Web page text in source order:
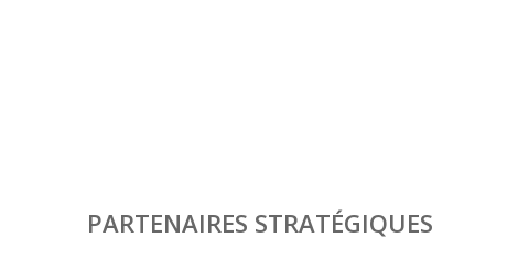
PARTENAIRES STRATÉGIQUES